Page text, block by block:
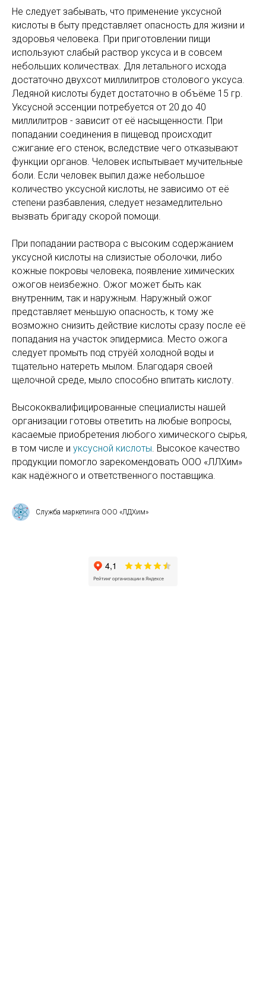
Не следует забывать, что применение уксусной
кислоты в быту представляет опасность для жизни и
здоровья человека. При приготовлении пищи
используют слабый раствор уксуса и в совсем
небольших количествах. Для летального исхода
достаточно двухсот миллилитров столового уксуса.
Ледяной кислоты будет достаточно в объёме 15 гр.
Уксусной эссенции потребуется от 20 до 40
миллилитров - зависит от её насыщенности. При
попадании соединения в пищевод происходит
сжигание его стенок, вследствие чего отказывают
функции органов. Человек испытывает мучительные
боли. Если человек выпил даже небольшое
количество уксусной кислоты, не зависимо от её
степени разбавления, следует незамедлительно
вызвать бригаду скорой помощи.
При попадании раствора с высоким содержанием
уксусной кислоты на слизистые оболочки, либо
кожные покровы человека, появление химических
ожогов неизбежно. Ожог может быть как
внутренним, так и наружным. Наружный ожог
представляет меньшую опасность, к тому же
возможно снизить действие кислоты сразу после её
попадания на участок эпидермиса. Место ожога
следует промыть под струёй холодной воды и
тщательно натереть мылом. Благодаря своей
щелочной среде, мыло способно впитать кислоту.
Высококвалифицированные специалисты нашей
организации готовы ответить на любые вопросы,
касаемые приобретения любого химического сырья,
в том числе и уксусной кислоты . Высокое качество
продукции помогло зарекомендовать ООО «ЛЛХим»
как надёжного и ответственного поставщика.
Служба маркетинга ООО «ЛДХим»